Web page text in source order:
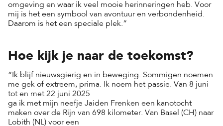
omgeving en waar ik veel mooie herinneringen heb. Voor
mij is het een symbool van avontuur en verbondenheid.
Daarom is het een speciale plek.”
Hoe kijk je naar de toekomst?
“Ik blijf nieuwsgierig en in beweging. Sommigen noemen
me gek of extreem, prima. Ik noem het passie. Van 8 juni
tot en met 22 juni 2025
ga ik met mijn neefje Jaiden Frenken een kanotocht
maken over de Rijn van 698 kilometer. Van Basel (CH) naar
Lobith (NL) voor een